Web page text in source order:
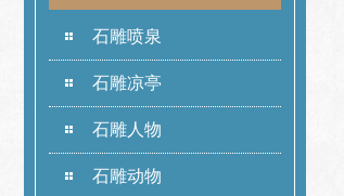
石雕喷泉
石雕凉亭
石雕人物
石雕动物